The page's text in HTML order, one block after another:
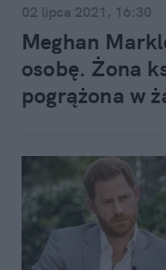
02 lipca 2021, 16:30
Meghan
osobę. Żona
pogrążona w